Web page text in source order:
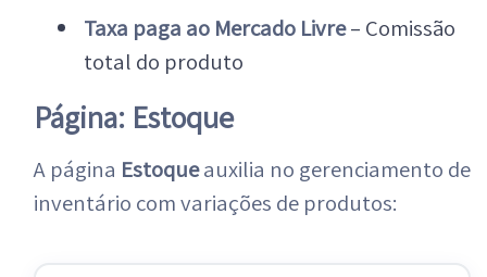
Taxa paga ao Mercado Livre– Comissão
total do produto
Página: Estoque
A página Estoqueauxilia no gerenciamento de
inventário com variações de produtos: